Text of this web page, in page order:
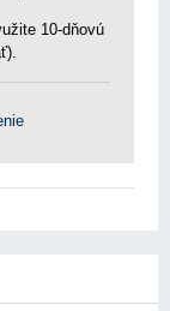
10-dňovú